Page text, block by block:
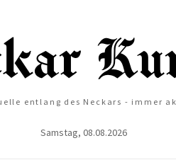
entlang des Neckars - immer
Samstag, 08.08.2026